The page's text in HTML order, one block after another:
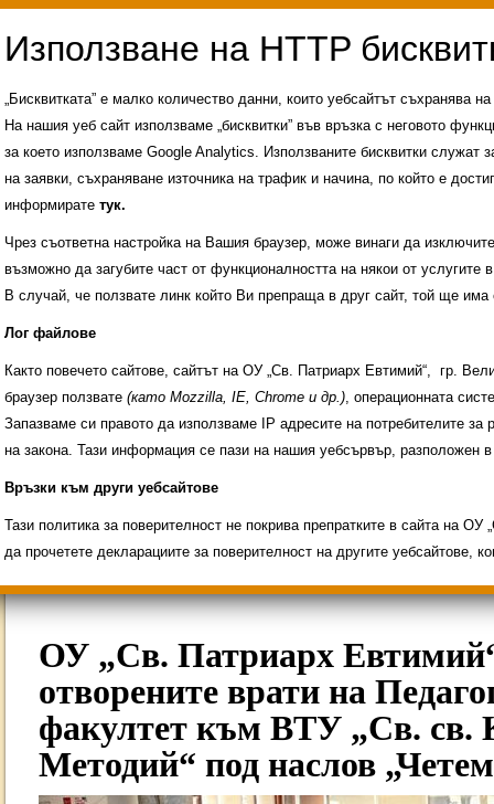
Свободни места за ученици
ИНОВАЦИЯ 2026
Олимпиади 2025/2026
ОУ „Св. Патриарх
отворените врати на
факултет към ВТУ „Св. св.
Методий“ под наслов
„Бисквитката” е малко количество данни, които уебсайтът съхранява
На нашия уеб сайт използваме „бисквитки” във връзка с неговото
за което използваме Google Analytics. Използваните бисквитки служат
на заявки, съхраняване източника на трафик и начина, по който е
информирате тук.
Чрез съответна настройка на Вашия браузер, може винаги да
възможно да загубите част от функционалността на някои от услугите
В случай, че ползвате линк който Ви препраща в друг сайт, той ще има
Лог файлове
Както повечето сайтове, сайтът на ОУ „Св. Патриарх Евтимий“, гр.
браузер ползвате (като Mozzilla, IE, Chrome и др.), операционната
Запазваме си правото да използваме IP адресите на потребителите
на закона. Тази информация се пази на нашия уебсървър,
Връзки към други уебсайтове
Тази политика за поверителност не покрива препратките в сайта на
да прочетете декларациите за поверителност на другите уебсайтове,